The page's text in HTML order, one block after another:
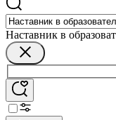
Наставник в